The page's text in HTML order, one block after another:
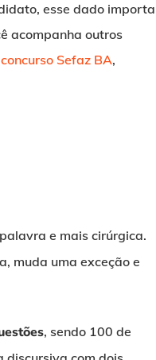
esse dado importa
acompanha outros
concurso Sefaz BA,
e mais cirúrgica.
muda uma exceção e
, sendo 100 de